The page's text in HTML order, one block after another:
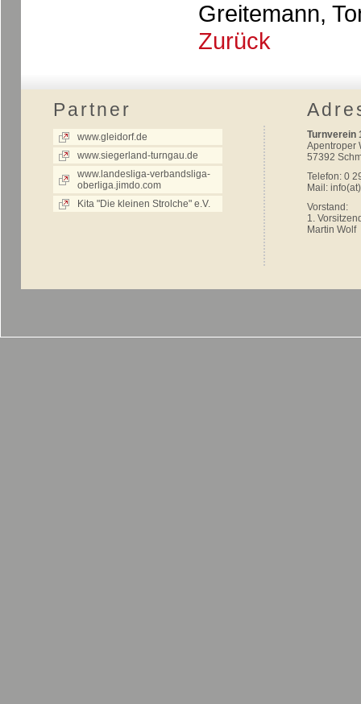
Greitemann,
Zurück
Partner
www.gleidorf.de
www.siegerland-turngau.de
www.landesliga-verbandsliga-
oberliga.jimdo.com
Kita "Die kleinen Strolche" e.V.
Turnverein
Apentroper
57392
Telefon: 0
Mail:
Vorstand:
1.
Martin Wolf